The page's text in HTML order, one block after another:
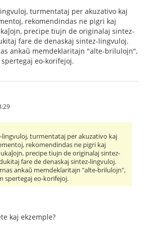
turmentataj per akuzativo kaj
rekomendindas ne pigri kaj
precipe tiujn de originalaj sintez-
fare de denaskaj sintez-lingvuloj.
ankaŭ memdeklaritajn "alte-brilulojn",
eo-korifejoj.
lingvuloj, turmentataj per akuzativo kaj
rekomendindas ne pigri kaj
precipe tiujn de originalaj sintez-
fare de denaskaj sintez-lingvuloj.
ankaŭ memdeklaritajn "alte-brilulojn",
spertegaj eo-korifejoj.
kaj ekzemple?